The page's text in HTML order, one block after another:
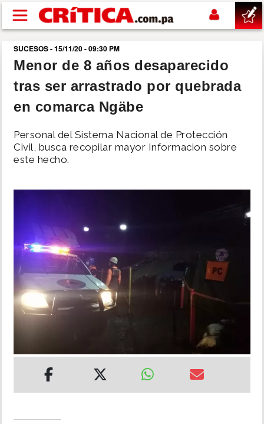
Pasar al contenido principal
buscar
SUCESOS
POLÍTICA
MUNDO
INSÓLITAS
MULTIMEDIA
IMPRESO
SUCESOS - 15/11/20 - 09:30 PM
Menor de 8 años desaparecido
tras ser arrastrado por quebrada
en comarca Ngäbe
Personal del Sistema Nacional de Protección
Civil, busca recopilar mayor Informacion sobre
este hecho.